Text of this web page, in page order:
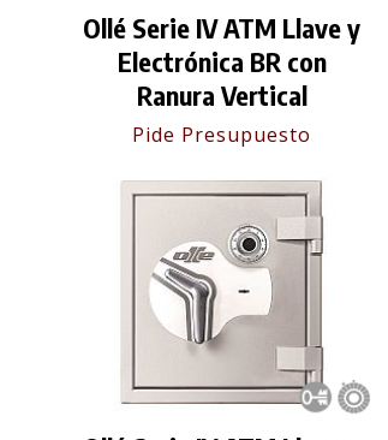
Ollé Serie IV ATM Llave y
Electrónica BR con
Ranura Vertical
Pide Presupuesto